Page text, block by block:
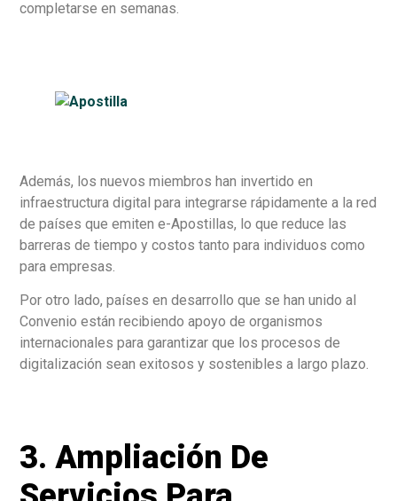
completarse en semanas.
Además, los nuevos miembros han invertido en
infraestructura digital para integrarse rápidamente a la red
de países que emiten e-Apostillas, lo que reduce las
barreras de tiempo y costos tanto para individuos como
para empresas.
Por otro lado, países en desarrollo que se han unido al
Convenio están recibiendo apoyo de organismos
internacionales para garantizar que los procesos de
digitalización sean exitosos y sostenibles a largo plazo.
3. Ampliación De